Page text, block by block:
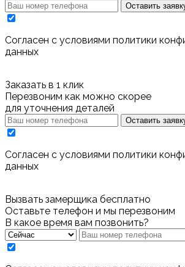
Оставить
Cогласен с условиями политики
данных
Заказать в 1 клик
Перезвоним как можно скорее
для уточнения деталей
Оставить
Cогласен с условиями политики
данных
Вызвать замерщика бесплатно
Оставьте телефон и мы перезвоним
В какое время вам позвонить?